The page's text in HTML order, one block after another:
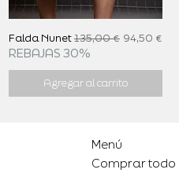
oferta
Falda NunetPrecio
135,00 € Precio de
94,50 €
REBAJAS 30%
Agregar al carrito
Menú
Comprar todo